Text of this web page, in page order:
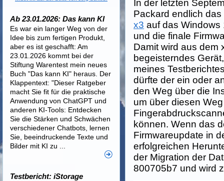
In der letzten
Packard endlich
x3 auf das Windows
und die finale
Damit wird aus dem
begeisterndes
meines
dürfte der ein oder
den Weg über die
um über diesen
können. Wenn das
Firmwareupdate in
erfolgreichen
der Migration der
800705b7 und wird
Ab 23.01.2026: Das kann KI
Es war ein langer Weg von der
Idee bis zum fertigen Produkt,
aber es ist geschafft: Am
23.01.2026 kommt bei der
Stiftung Warentest mein neues
Buch "Das kann KI" heraus. Der
Klappentext: "Dieser Ratgeber
macht Sie fit für die praktische
Anwendung von ChatGPT und
anderen KI-Tools: Entdecken
Sie die Stärken und Schwächen
verschiedener Chatbots, lernen
Sie, beeindruckende Texte und
Bilder mit KI zu ...
Testbericht: iStorage